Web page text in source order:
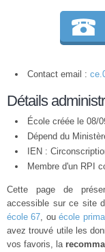
Contact email :
Détails
École créée le 08/
Dépend du
IEN :
Membre d'un RPI
Cette page de
accessible sur ce site
école 67, ouécole
avez trouvé utile les
vos favoris, la